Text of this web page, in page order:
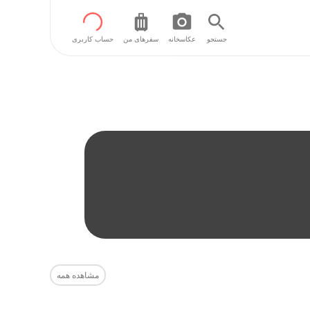
جستجو عکاسخانه سفر‌های من حساب کاربری
مشاهده همه